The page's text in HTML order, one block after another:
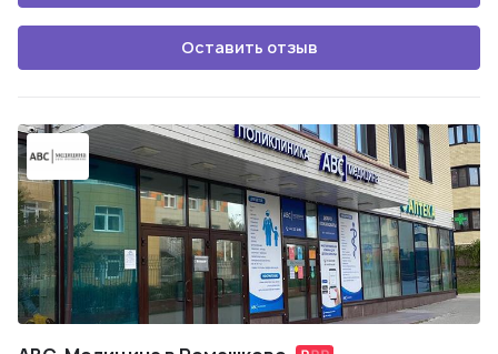
Оставить отзыв